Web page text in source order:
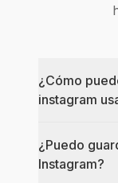
¿Cómo
instagram
¿Puedo
Instagram?